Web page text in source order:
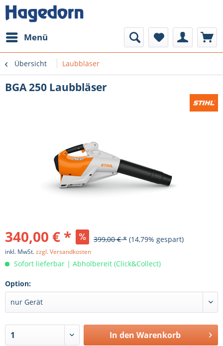
Menü
Übersicht Laubbläser
BGA 250 Laubbläser
340,00 € * 399,00 € * (14,79% gespart)
inkl. MwSt.zzgl. Versandkosten
Sofort lieferbar | Abholbereit (Click&Collect)
Option:
In den Warenkorb